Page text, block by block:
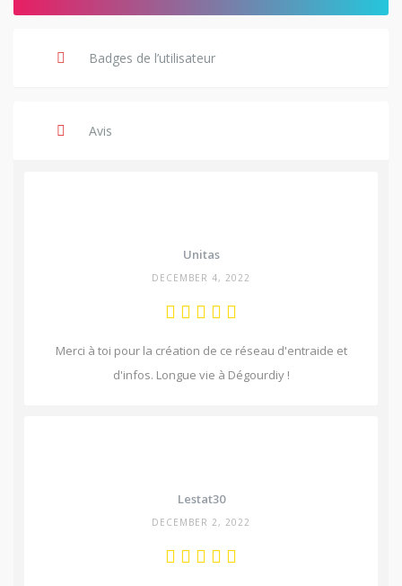
Badges de l’utilisateur
Avis
Unitas
DECEMBER 4, 2022
Merci à toi pour la création de ce réseau d'entraide et
d'infos. Longue vie à Dégourdiy !
Lestat30
DECEMBER 2, 2022